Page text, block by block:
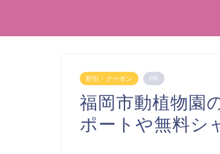
割引・クーポン PR
福岡市動植物園
ポートや無料シ